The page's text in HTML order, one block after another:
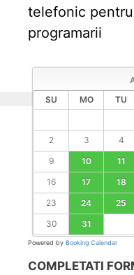
telefonic
programarii
SU
MO TU
2
3 4
9
10 11
16
17 18
23
24 25
30
31
Powered by Booking Calendar
COMPLETATI